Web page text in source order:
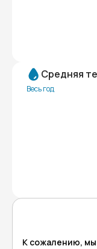
Средняя
Весь год
К сожалению, мы